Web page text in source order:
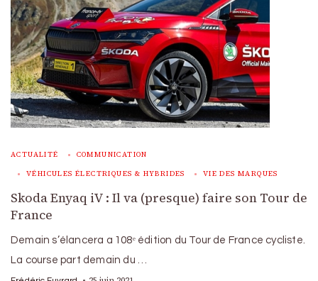
ACTUALITÉ COMMUNICATION
VÉHICULES ÉLECTRIQUES & HYBRIDES VIE DES MARQUES
Skoda Enyaq iV : Il va (presque) faire son Tour de
France
Demain s’élancera a 108ᵉ édition du Tour de France cycliste.
La course part demain du …